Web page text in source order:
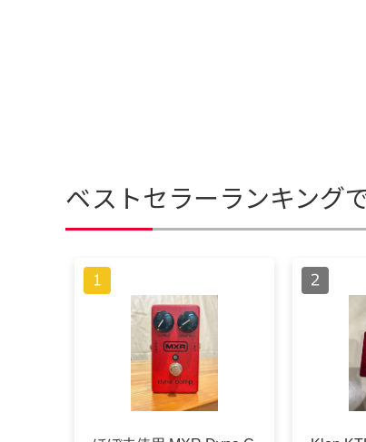
ベストセラーランキング